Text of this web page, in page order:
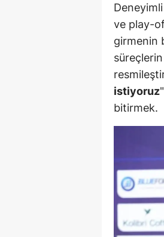
ve play-
girmenin
istiyoruz
bitirmek.